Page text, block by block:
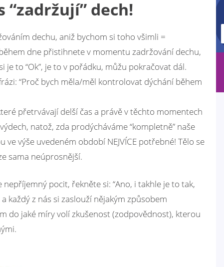
dech!
dechu, aniž bychom si toho všimli =
dne přistihnete v momentu zadržování dechu,
je to “Ok”, je to v pořádku, můžu pokračovat dál.
“Proč bych měla/měl kontrolovat dýchání během
přetrvávají delší čas a právě v těchto momentech
natož, zda prodýcháváme “kompletně” naše
výše uvedeném období NEJVÍCE potřebné! Tělo se
sama neúprosnější.
pocit, řekněte si: “Ano, i takhle je to tak,
každý z nás si zaslouží nějakým způsobem
do jaké míry volí zkušenost (zodpovědnost), kterou